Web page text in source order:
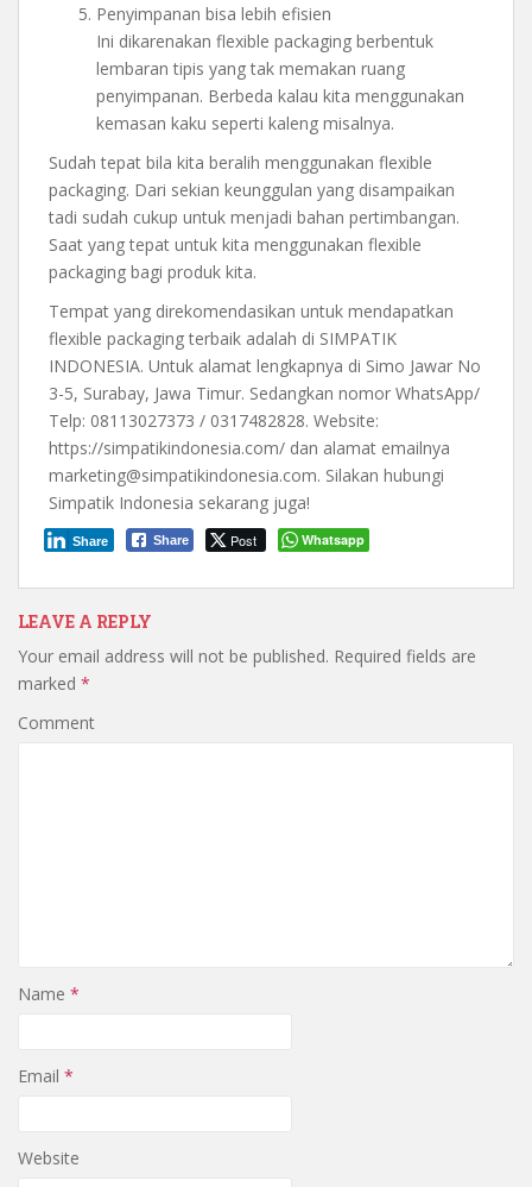
Penyimpanan bisa lebih efisien
Ini dikarenakan flexible packaging berbentuk
lembaran tipis yang tak memakan ruang
penyimpanan. Berbeda kalau kita menggunakan
kemasan kaku seperti kaleng misalnya.
Sudah tepat bila kita beralih menggunakan flexible
packaging. Dari sekian keunggulan yang disampaikan
tadi sudah cukup untuk menjadi bahan pertimbangan.
Saat yang tepat untuk kita menggunakan flexible
packaging bagi produk kita.
Tempat yang direkomendasikan untuk mendapatkan
flexible packaging terbaik adalah di SIMPATIK
INDONESIA. Untuk alamat lengkapnya di Simo Jawar No
3-5, Surabay, Jawa Timur. Sedangkan nomor WhatsApp/
Telp: 08113027373 / 0317482828. Website:
https://simpatikindonesia.com/ dan alamat emailnya
marketing@simpatikindonesia.com. Silakan hubungi
Simpatik Indonesia sekarang juga!
Share Post
Share Whatsapp
LEAVE A REPLY
Your email address will not be published. Required fields are
marked *
Comment
Name *
Email *
Website